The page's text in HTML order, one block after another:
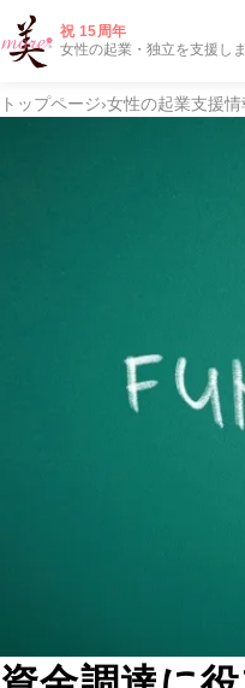
祝 15周年
女性の起業・独立を支援し
トップページ›女性の起業支援情